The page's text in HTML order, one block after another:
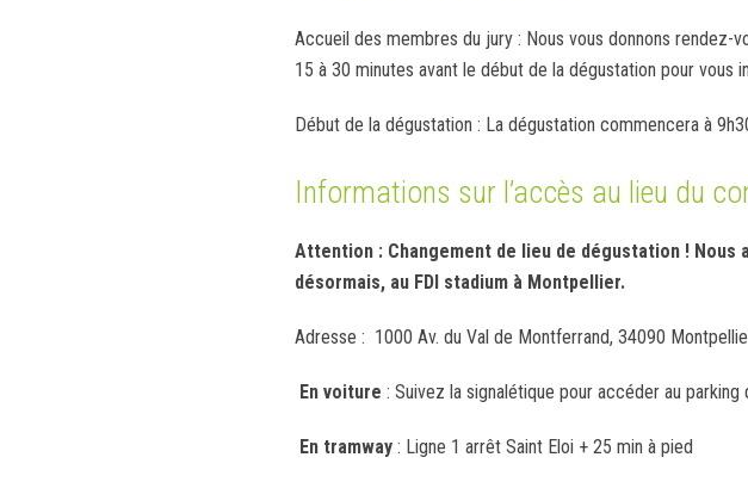
Accueil des membres du jury : Nous vous donnons rendez-
15 à 30 minutes avant le début de la dégustation pour vous
Début de la dégustation : La dégustation commencera à
Informations sur l’accès au lieu du
Attention : Changement de lieu de dégustation !
désormais, au FDI stadium à Montpellier.
Adresse : 1000 Av. du Val de Montferrand, 34090
En voiture : Suivez la signalétique pour accéder au
En tramway : Ligne 1 arrêt Saint Eloi + 25 min à pied